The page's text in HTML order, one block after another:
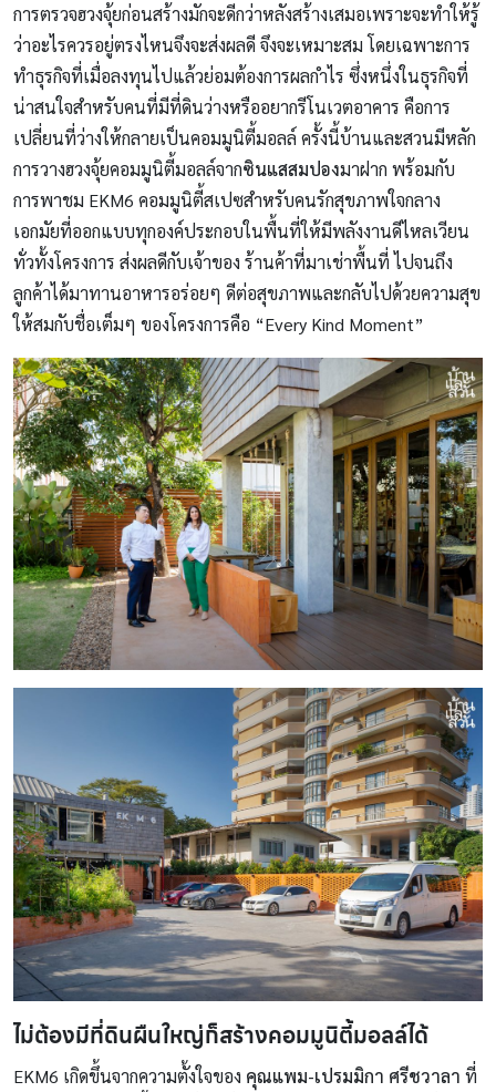
การตรวจฮวงจุ้ยก่อนสร้างมักจะดีกว่าหลังสร้างเสมอเพราะจะทำให้รู้
ว่าอะไรควรอยู่ตรงไหนจึงจะส่งผลดี จึงจะเหมาะสม โดยเฉพาะการ
ทำธุรกิจที่เมื่อลงทุนไปแล้วย่อมต้องการผลกำไร ซึ่งหนึ่งในธุรกิจที่
น่าสนใจสำหรับคนที่มีที่ดินว่างหรืออยากรีโนเวตอาคาร คือการ
เปลี่ยนที่ว่างให้กลายเป็นคอมมูนิตี้มอลล์ ครั้งนี้บ้านและสวนมีหลัก
การวางฮวงจุ้ยคอมมูนิตี้มอลล์จากซินแสสมปองมาฝาก พร้อมกับ
การพาชม EKM6 คอมมูนิตี้สเปซสำหรับคนรักสุขภาพใจกลาง
เอกมัยที่ออกแบบทุกองค์ประกอบในพื้นที่ให้มีพลังงานดีไหลเวียน
ทั่วทั้งโครงการ ส่งผลดีกับเจ้าของ ร้านค้าที่มาเช่าพื้นที่ ไปจนถึง
ลูกค้าได้มาทานอาหารอร่อยๆ ดีต่อสุขภาพและกลับไปด้วยความสุข
ให้สมกับชื่อเต็มๆ ของโครงการคือ “Every Kind Moment”
ไม่ต้องมีที่ดินผืนใหญ่ก็สร้างคอมมูนิตี้มอลล์ได้
EKM6 เกิดขึ้นจากความตั้งใจของ คุณแพม-เปรมมิกา ศรีชวาลา ที่